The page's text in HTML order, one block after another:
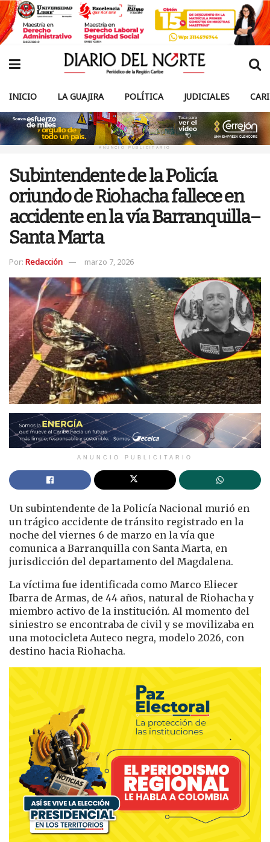
INICIO LA GUAJIRA POLÍTICA JUDICIALES
ANUNCIO PUBLICITARIO
Subintendente de la Policía
oriundo de Riohacha fallece en
accidente en la vía Barranquilla–
Santa Marta
Por: Redacción marzo 7, 2026
ANUNCIO PUBLICITARIO
Un subintendente de la Policía Nacional murió en
un trágico accidente de tránsito registrado en la
noche del viernes 6 de marzo en la vía que
comunica a Barranquilla con Santa Marta, en
jurisdicción del departamento del Magdalena.
La víctima fue identificada como Marco Eliecer
Ibarra de Armas, de 44 años, natural de Riohacha y
miembro activo de la institución. Al momento del
siniestro se encontraba de civil y se movilizaba en
una motocicleta Auteco negra, modelo 2026, con
destino hacia Riohacha.